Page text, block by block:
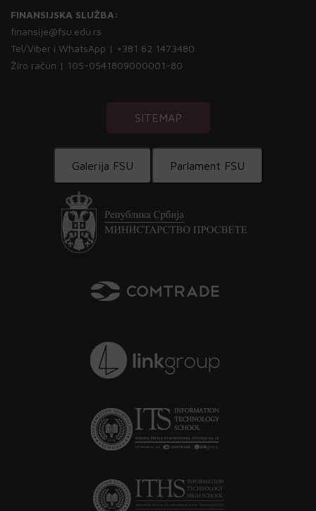
FINANSIJSKA SLUŽBA:
finansije@fsu.edu.rs
Tel/Viber i WhatsApp | +381 62 1473480
Žiro račun | 105-0541809000001-80
SITEMAP
Galerija FSU Parlament FSU